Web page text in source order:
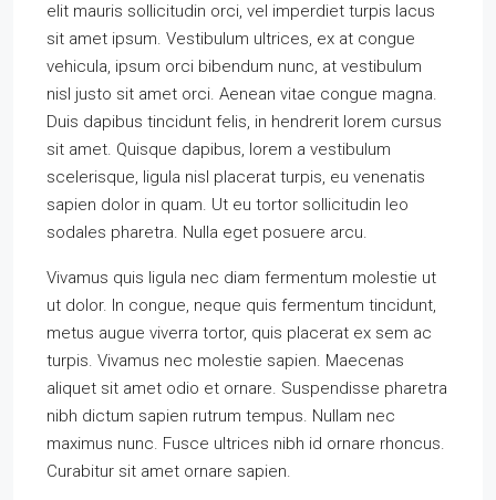
elit mauris sollicitudin orci, vel imperdiet turpis lacus
sit amet ipsum. Vestibulum ultrices, ex at congue
vehicula, ipsum orci bibendum nunc, at vestibulum
nisl justo sit amet orci. Aenean vitae congue magna.
Duis dapibus tincidunt felis, in hendrerit lorem cursus
sit amet. Quisque dapibus, lorem a vestibulum
scelerisque, ligula nisl placerat turpis, eu venenatis
sapien dolor in quam. Ut eu tortor sollicitudin leo
sodales pharetra. Nulla eget posuere arcu.
Vivamus quis ligula nec diam fermentum molestie ut
ut dolor. In congue, neque quis fermentum tincidunt,
metus augue viverra tortor, quis placerat ex sem ac
turpis. Vivamus nec molestie sapien. Maecenas
aliquet sit amet odio et ornare. Suspendisse pharetra
nibh dictum sapien rutrum tempus. Nullam nec
maximus nunc. Fusce ultrices nibh id ornare rhoncus.
Curabitur sit amet ornare sapien.